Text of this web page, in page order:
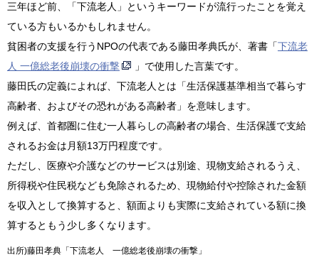
三年ほど前、「下流老人」というキーワードが流行ったことを覚え
ている方もいるかもしれません。
貧困者の支援を行うNPOの代表である藤田孝典氏が、著書「下流老
人 一億総老後崩壊の衝撃
」で使用した言葉です。
藤田氏の定義によれば、下流老人とは「生活保護基準相当で暮らす
高齢者、およびその恐れがある高齢者」を意味します。
例えば、首都圏に住む一人暮らしの高齢者の場合、生活保護で支給
されるお金は月額13万円程度です。
ただし、医療や介護などのサービスは別途、現物支給されるうえ、
所得税や住民税なども免除されるため、現物給付や控除された金額
を収入として換算すると、額面よりも実際に支給されている額に換
算するともう少し多くなります。
出所)藤田孝典「下流老人 一億総老後崩壊の衝撃」